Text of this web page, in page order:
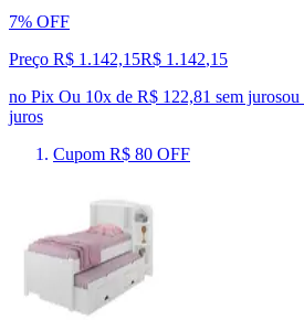
7% OFF
Preço R$ 1.142,15R$ 1.142,15
no Pix Ou 10x de R$ 122,81 sem jurosou
juros
Cupom R$ 80 OFF